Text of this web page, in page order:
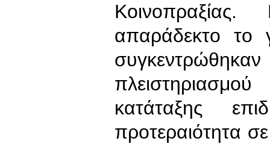
απαράδεκτο το
κατάταξης
προτεραιότητα